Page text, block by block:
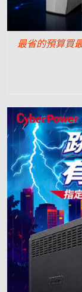
最省的預算買